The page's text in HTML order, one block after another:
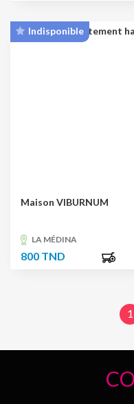
Indisponible
Maison VIBURNUM
LA MÉDINA
800 TND
1